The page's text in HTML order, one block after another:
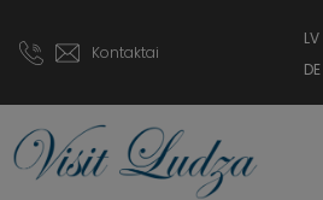
Kontaktai
LV
DE